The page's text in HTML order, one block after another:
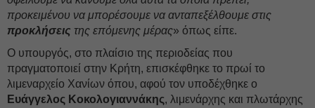
προκειμένου να μπορέσουμε να ανταπεξέλθουμε στις
προκλήσεις της επόμενης μέρας» όπως είπε.
Ο υπουργός, στο πλαίσιο της περιοδείας που
πραγματοποιεί στην Κρήτη, επισκέφθηκε το πρωί το
λιμεναρχείο Χανίων όπου, αφού τον υποδέχθηκε ο
Ευάγγελος Κοκολογιαννάκης, λιμενάρχης και πλωτάρχης